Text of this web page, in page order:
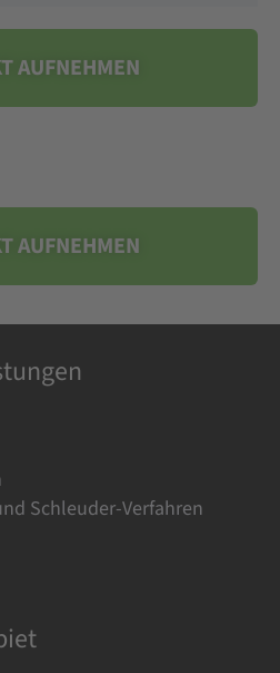
AUFNEHMEN
AUFNEHMEN
Schleuder-Verfahren